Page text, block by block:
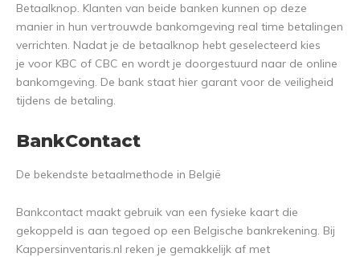
Betaalknop. Klanten van beide banken kunnen op deze
manier in hun vertrouwde bankomgeving real time betalingen
verrichten. Nadat je de betaalknop hebt geselecteerd kies
je voor KBC of CBC en wordt je doorgestuurd naar de online
bankomgeving. De bank staat hier garant voor de veiligheid
tijdens de betaling.
BankContact
De bekendste betaalmethode in België
Bankcontact maakt gebruik van een fysieke kaart die
gekoppeld is aan tegoed op een Belgische bankrekening. Bij
Kappersinventaris.nl reken je gemakkelijk af met